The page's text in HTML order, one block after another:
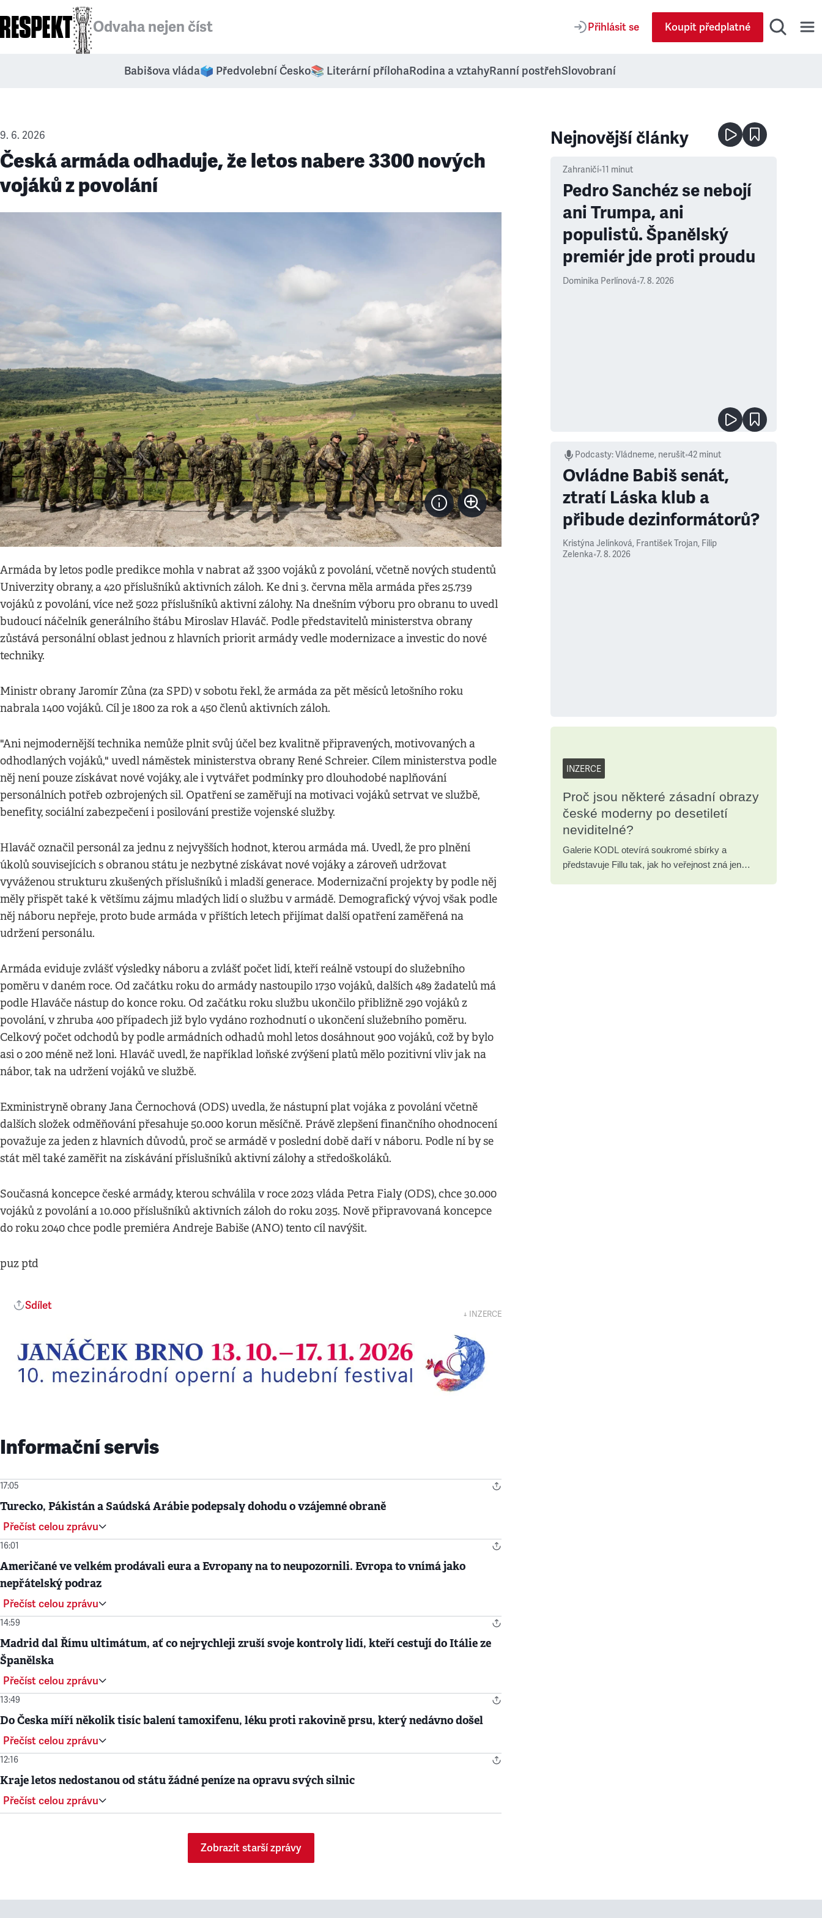
Odvaha nejen číst Přihlásit se Koupit předplatné
Babišova vláda🗳️ Předvolební Česko📚 Literární přílohaRodina a vztahyRanní postřehSlovobraní
9. 6. 2026
Česká armáda odhaduje, že letos nabere 3300 nových
vojáků z povolání
Armáda by letos podle predikce mohla v nabrat až 3300 vojáků z povolání, včetně nových studentů
Univerzity obrany, a 420 příslušníků aktivních záloh. Ke dni 3. června měla armáda přes 25.739
vojáků z povolání, více než 5022 příslušníků aktivní zálohy. Na dnešním výboru pro obranu to uvedl
budoucí náčelník generálního štábu Miroslav Hlaváč. Podle představitelů ministerstva obrany
zůstává personální oblast jednou z hlavních priorit armády vedle modernizace a investic do nové
techniky.
Ministr obrany Jaromír Zůna (za SPD) v sobotu řekl, že armáda za pět měsíců letošního roku
nabrala 1400 vojáků. Cíl je 1800 za rok a 450 členů aktivních záloh.
"Ani nejmodernější technika nemůže plnit svůj účel bez kvalitně připravených, motivovaných a
odhodlaných vojáků," uvedl náměstek ministerstva obrany René Schreier. Cílem ministerstva podle
něj není pouze získávat nové vojáky, ale i vytvářet podmínky pro dlouhodobé naplňování
personálních potřeb ozbrojených sil. Opatření se zaměřují na motivaci vojáků setrvat ve službě,
benefity, sociální zabezpečení i posilování prestiže vojenské služby.
Hlaváč označil personál za jednu z nejvyšších hodnot, kterou armáda má. Uvedl, že pro plnění
úkolů souvisejících s obranou státu je nezbytné získávat nové vojáky a zároveň udržovat
vyváženou strukturu zkušených příslušníků i mladší generace. Modernizační projekty by podle něj
měly přispět také k většímu zájmu mladých lidí o službu v armádě. Demografický vývoj však podle
něj náboru nepřeje, proto bude armáda v příštích letech přijímat další opatření zaměřená na
udržení personálu.
Armáda eviduje zvlášť výsledky náboru a zvlášť počet lidí, kteří reálně vstoupí do služebního
poměru v daném roce. Od začátku roku do armády nastoupilo 1730 vojáků, dalších 489 žadatelů má
podle Hlaváče nástup do konce roku. Od začátku roku službu ukončilo přibližně 290 vojáků z
povolání, v zhruba 400 případech již bylo vydáno rozhodnutí o ukončení služebního poměru.
Celkový počet odchodů by podle armádních odhadů mohl letos dosáhnout 900 vojáků, což by bylo
asi o 200 méně než loni. Hlaváč uvedl, že například loňské zvýšení platů mělo pozitivní vliv jak na
nábor, tak na udržení vojáků ve službě.
Exministryně obrany Jana Černochová (ODS) uvedla, že nástupní plat vojáka z povolání včetně
dalších složek odměňování přesahuje 50.000 korun měsíčně. Právě zlepšení finančního ohodnocení
považuje za jeden z hlavních důvodů, proč se armádě v poslední době daří v náboru. Podle ní by se
stát měl také zaměřit na získávání příslušníků aktivní zálohy a středoškoláků.
Současná koncepce české armády, kterou schválila v roce 2023 vláda Petra Fialy (ODS), chce 30.000
vojáků z povolání a 10.000 příslušníků aktivních záloh do roku 2035. Nově připravovaná koncepce
do roku 2040 chce podle premiéra Andreje Babiše (ANO) tento cíl navýšit.
puz ptd
Sdílet
↓ INZERCE
Informační servis
17:05
Turecko, Pákistán a Saúdská Arábie podepsaly dohodu o vzájemné obraně
Přečíst celou zprávu
16:01
Američané ve velkém prodávali eura a Evropany na to neupozornili. Evropa to vnímá jako
nepřátelský podraz
Přečíst celou zprávu
14:59
Madrid dal Římu ultimátum, ať co nejrychleji zruší svoje kontroly lidí, kteří cestují do Itálie ze
Španělska
Přečíst celou zprávu
13:49
Do Česka míří několik tisíc balení tamoxifenu, léku proti rakovině prsu, který nedávno došel
Přečíst celou zprávu
12:16
Kraje letos nedostanou od státu žádné peníze na opravu svých silnic
Přečíst celou zprávu
Zobrazit starší zprávy
Nejnovější články
Zahraničí•11 minut
Pedro Sanchéz se nebojí
ani Trumpa, ani
populistů. Španělský
premiér jde proti proudu
Dominika Perlínová•7. 8. 2026
Podcasty:Vládneme, nerušit•42 minut
Ovládne Babiš senát,
ztratí Láska klub a
přibude dezinformátorů?
Kristýna Jelínková, František Trojan, Filip
Zelenka•7. 8. 2026
INZERCE
Proč jsou některé zásadní obrazy
české moderny po desetiletí
neviditelné?
Galerie KODL otevírá soukromé sbírky a
představuje Fillu tak, jak ho veřejnost zná jen